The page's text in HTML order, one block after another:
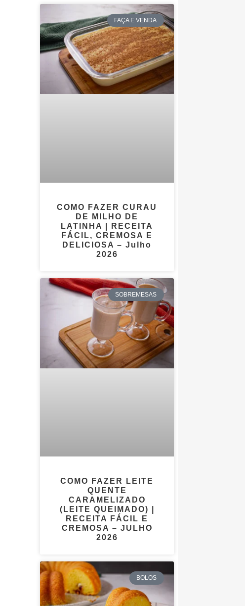
FAÇA E VENDA
COMO FAZER CURAU
DE MILHO DE
LATINHA | RECEITA
FÁCIL, CREMOSA E
DELICIOSA – Julho
2026
SOBREMESAS
COMO FAZER LEITE
QUENTE
CARAMELIZADO
(LEITE QUEIMADO) |
RECEITA FÁCIL E
CREMOSA – JULHO
2026
BOLOS